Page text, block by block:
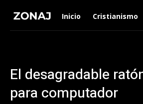
Inicio Cristianismo
El desagradable
para computador